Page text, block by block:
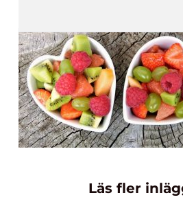
Läs fler